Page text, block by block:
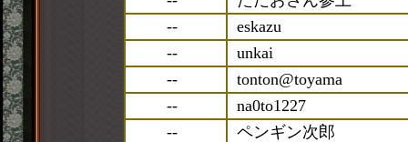
--
eskazu
--
unkai
--
tonton@toyama
--
na0to1227
--
ペンギン次郎